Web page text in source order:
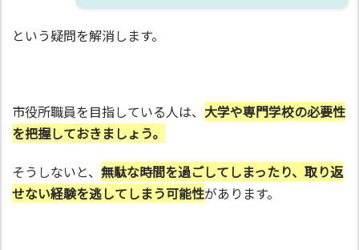
という疑問を解消します。
市役所職員を目指している人は、 大学や専門学校の必要性
を把握しておきましょう。
そうしないと、 無駄な時間を過ごしてしまったり、取り返
せない経験を逃してしまう可能性があります。